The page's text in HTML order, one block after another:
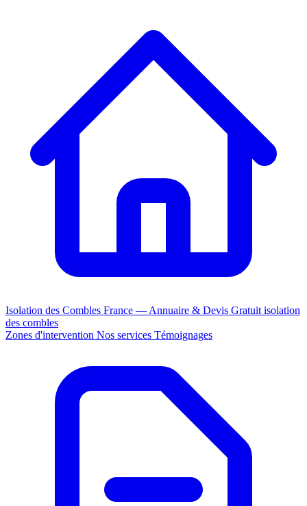
Isolation des Combles France — Annuaire & Devis Gratuit isolation
des combles
Zones d'intervention Nos services Témoignages